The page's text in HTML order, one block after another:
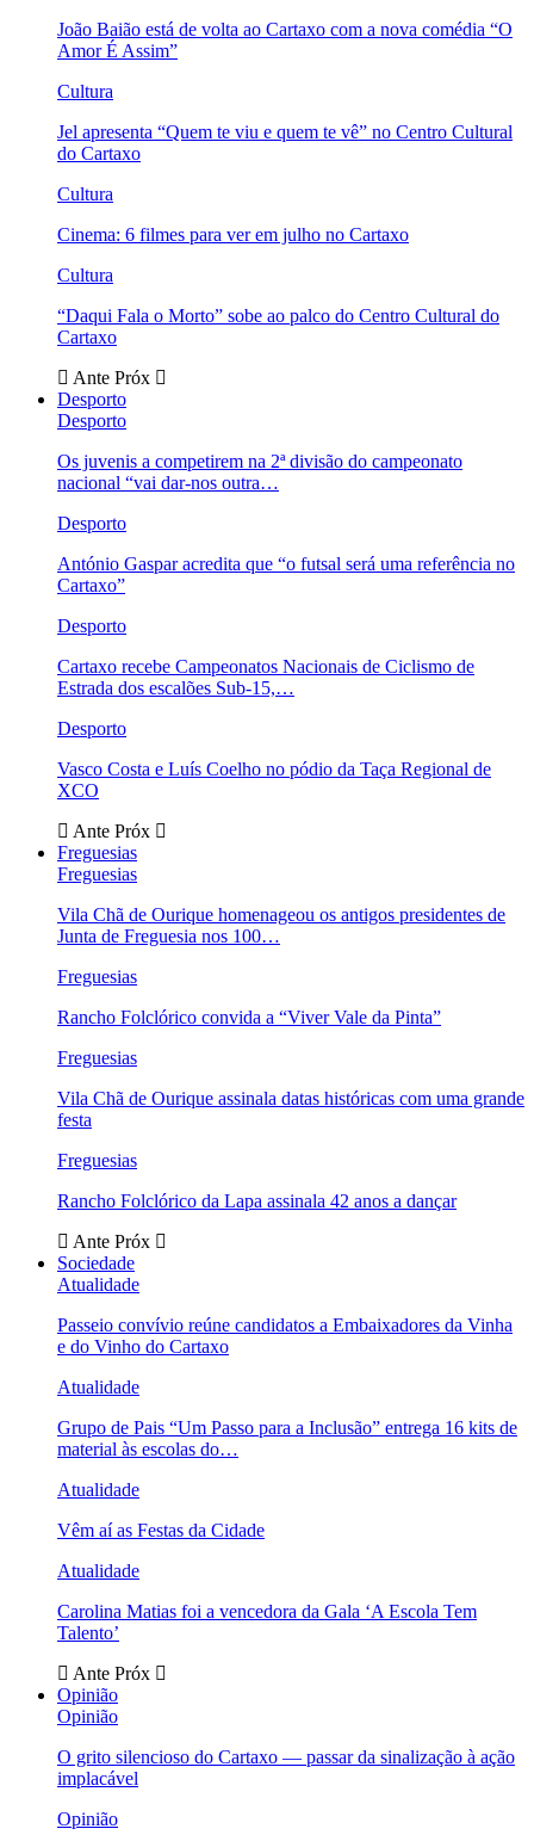
João Baião está de volta ao Cartaxo com a nova comédia “O
Amor É Assim”
Cultura
Jel apresenta “Quem te viu e quem te vê” no Centro Cultural
do Cartaxo
Cultura
Cinema: 6 filmes para ver em julho no Cartaxo
Cultura
“Daqui Fala o Morto” sobe ao palco do Centro Cultural do
Cartaxo
Ante Próx
Desporto
Desporto
Os juvenis a competirem na 2ª divisão do campeonato
nacional “vai dar-nos outra…
Desporto
António Gaspar acredita que “o futsal será uma referência no
Cartaxo”
Desporto
Cartaxo recebe Campeonatos Nacionais de Ciclismo de
Estrada dos escalões Sub-15,…
Desporto
Vasco Costa e Luís Coelho no pódio da Taça Regional de
XCO
Ante Próx
Freguesias
Freguesias
Vila Chã de Ourique homenageou os antigos presidentes de
Junta de Freguesia nos 100…
Freguesias
Rancho Folclórico convida a “Viver Vale da Pinta”
Freguesias
Vila Chã de Ourique assinala datas históricas com uma grande
festa
Freguesias
Rancho Folclórico da Lapa assinala 42 anos a dançar
Ante Próx
Sociedade
Atualidade
Passeio convívio reúne candidatos a Embaixadores da Vinha
e do Vinho do Cartaxo
Atualidade
Grupo de Pais “Um Passo para a Inclusão” entrega 16 kits de
material às escolas do…
Atualidade
Vêm aí as Festas da Cidade
Atualidade
Carolina Matias foi a vencedora da Gala ‘A Escola Tem
Talento’
Ante Próx
Opinião
Opinião
O grito silencioso do Cartaxo — passar da sinalização à ação
implacável
Opinião